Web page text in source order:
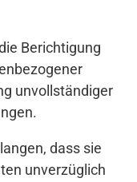
Berichtigung
unvollständiger
dass sie
unverzüglich